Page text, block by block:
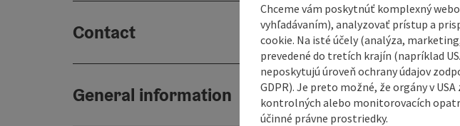
Contact
General information
Chceme vám poskytnúť komplexný
vyhľadávaním), analyzovať prístup a
cookie. Na isté účely (analýza,
prevedené do tretích krajín (napríklad
neposkytujú úroveň ochrany údajov
GDPR). Je preto možné, že orgány v
kontrolných alebo monitorovacích
účinné právne prostriedky.